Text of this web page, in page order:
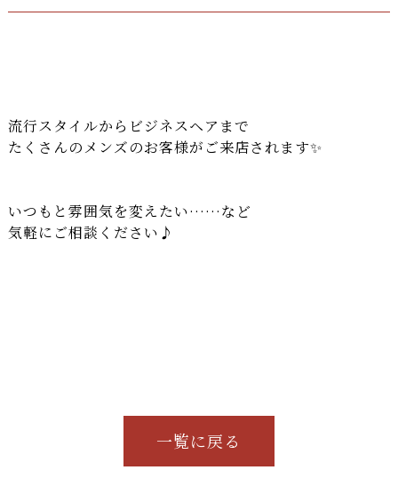
流行スタイルからビジネスヘアまで
たくさんのメンズのお客様がご来店されます✨
いつもと雰囲気を変えたい……など
気軽にご相談ください♪
一覧に戻る